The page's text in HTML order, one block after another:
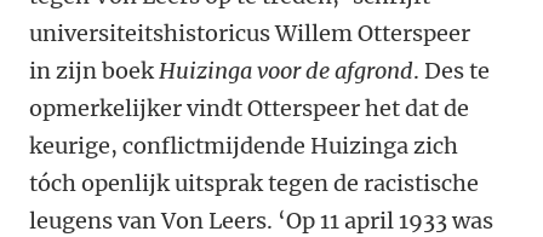
universiteitshistoricus Willem Otterspeer
in zijn boekHuizinga voor de afgrond. Des te
opmerkelijker vindt Otterspeer het dat de
keurige, conflictmijdende Huizinga zich
tóch openlijk uitsprak tegen de racistische
leugens van Von Leers. ‘Op 11 april 1933 was